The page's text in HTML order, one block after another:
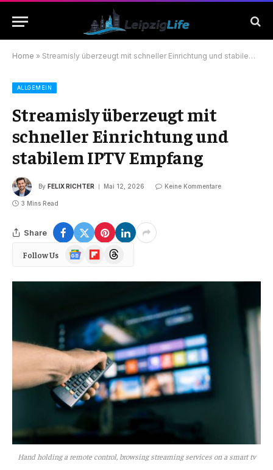
Home » Streamisly überzeugt mit schneller Einrichtung und stabilem IPTV Empfang
ALLGEMEIN
Streamisly überzeugt mit
schneller Einrichtung und
stabilem IPTV Empfang
By FELIX RICHTER Mai 12, 2026 Keine Kommentare
3 Mins Read
Share
Follow Us
Google
News
FlipboardThreads
Hand holding a remote control, browsing streaming services on a smart tv